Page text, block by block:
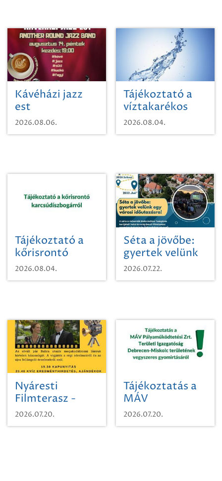
Kávéházi jazz
est
2026.08.06.
Tájékoztató a
víztakarékos
vízhasználatról
2026.08.04.
Tájékoztató a
kőrisrontó
karcsúdíszbogárról
2026.08.04.
Séta a jövőbe:
gyertek velünk
egy városi
időutazásra!
2026.07.22.
Nyáresti
Filmterasz -
Beugró a
Paradicsomba
2026.07.20.
Tájékoztatás a
MÁV
Pályaműködtetési
Zrt. Területi
2026.07.20.